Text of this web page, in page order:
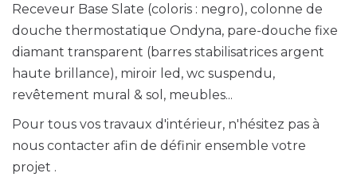
Receveur Base Slate (coloris : negro), colonne de
douche thermostatique Ondyna, pare-douche fixe
diamant transparent (barres stabilisatrices argent
haute brillance), miroir led, wc suspendu,
revêtement mural & sol, meubles...
Pour tous vos travaux d'intérieur, n'hésitez pas à
nous contacter afin de définir ensemble votre
projet .